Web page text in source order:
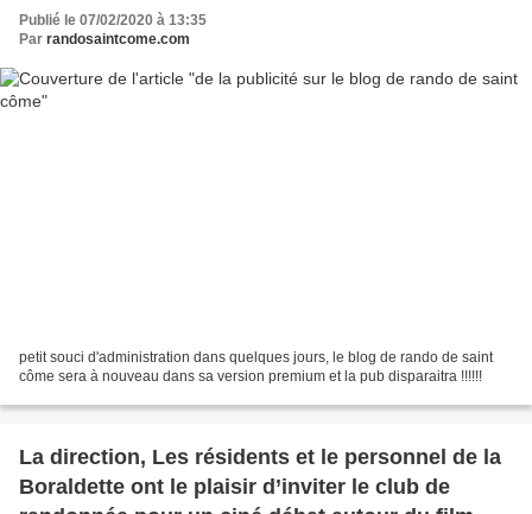
Publié le 07/02/2020 à 13:35
Par randosaintcome.com
petit souci d'administration dans quelques jours, le blog de rando de saint
côme sera à nouveau dans sa version premium et la pub disparaitra !!!!!!
La direction, Les résidents et le personnel de la
Boraldette ont le plaisir d’inviter le club de